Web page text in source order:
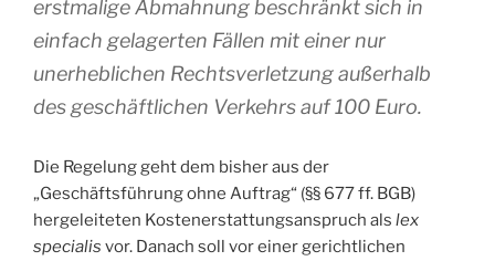
erstmalige Abmahnung beschränkt sich in
einfach gelagerten Fällen mit einer nur
unerheblichen Rechtsverletzung außerhalb
des geschäftlichen Verkehrs auf 100 Euro.
Die Regelung geht dem bisher aus der
„Geschäftsführung ohne Auftrag“ (§§ 677 ff. BGB)
hergeleiteten Kostenerstattungsanspruch als lex
specialis vor. Danach soll vor einer gerichtlichen